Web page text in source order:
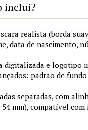
inclui?
realista (borda
data de nascimento,
digitalizada e logotipo
padrão de
separadas, com
54 mm), compatível